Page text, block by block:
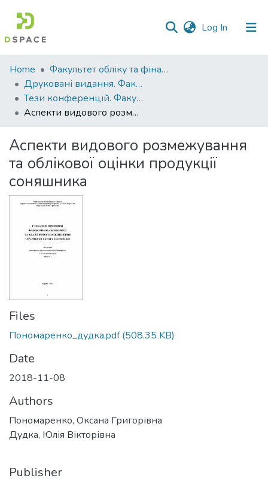
Log In (current)
Communities
&
Collections
Statistics
Home
Факультет обліку та фінансів
Друковані видання. Факультет обліку та фінансів
Тези конференцій. Факультет обліку та фінансів
Аспекти видового розмежування та облікової оцінки продукції соняшника
Аспекти видового розмежування
та облікової оцінки продукції
соняшника
Files
Пономаренко_дудка.pdf(508.35 KB)
Date
2018-11-08
Authors
Пономаренко, Оксана Григорівна
Дудка, Юлія Вікторівна
Publisher